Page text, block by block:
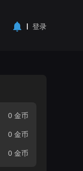
登录
0 金币
0 金币
0 金币